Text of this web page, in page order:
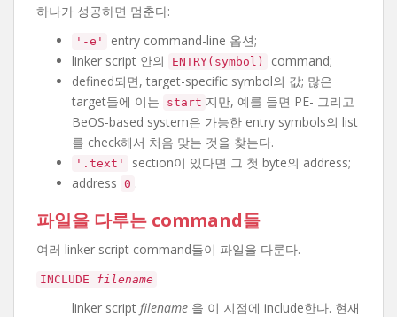
하나가 성공하면 멈춘다:
'-e'
entry command-line 옵션;
linker script 안의
ENTRY(symbol)
command;
defined되면, target-specific symbol의 값; 많은
target들에 이는
start 지만, 예를 들면 PE- 그리고
BeOS-based system은 가능한 entry symbols의 list
를 check해서 처음 맞는 것을 찾는다.
'.text'
section이 있다면 그 첫 byte의 address;
address 0 .
파일을 다루는 command들
여러 linker script command들이 파일을 다룬다.
INCLUDE filename
linker script filename 을 이 지점에 include한다. 현재